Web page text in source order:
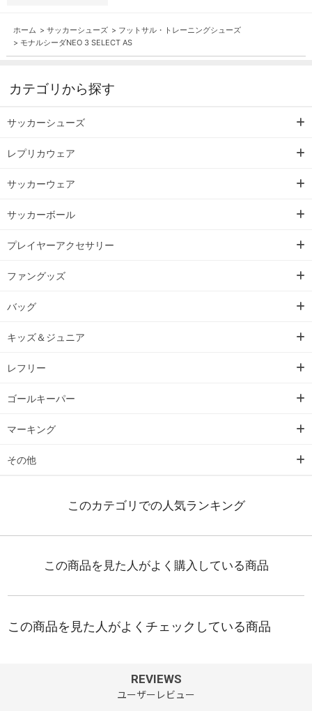
ホーム > サッカーシューズ > フットサル・トレーニングシューズ
> モナルシーダNEO 3 SELECT AS
カテゴリから探す
サッカーシューズ
レプリカウェア
サッカーウェア
サッカーボール
プレイヤーアクセサリー
ファングッズ
バッグ
キッズ＆ジュニア
レフリー
ゴールキーパー
マーキング
その他
REVIEWS
ユーザーレビュー